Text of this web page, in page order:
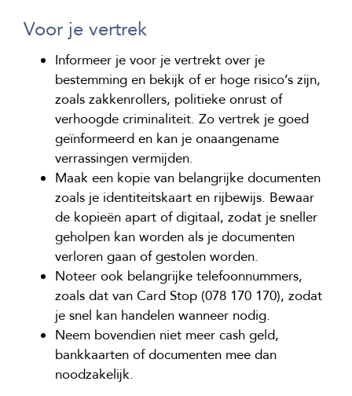
Voor je vertrek
Informeer je voor je vertrekt over je
bestemming en bekijk of er hoge risico’s zijn,
zoals zakkenrollers, politieke onrust of
verhoogde criminaliteit. Zo vertrek je goed
geïnformeerd en kan je onaangename
verrassingen vermijden.
Maak een kopie van belangrijke documenten
zoals je identiteitskaart en rijbewijs. Bewaar
de kopieën apart of digitaal, zodat je sneller
geholpen kan worden als je documenten
verloren gaan of gestolen worden.
Noteer ook belangrijke telefoonnummers,
zoals dat van Card Stop (078 170 170), zodat
je snel kan handelen wanneer nodig.
Neem bovendien niet meer cash geld,
bankkaarten of documenten mee dan
noodzakelijk.